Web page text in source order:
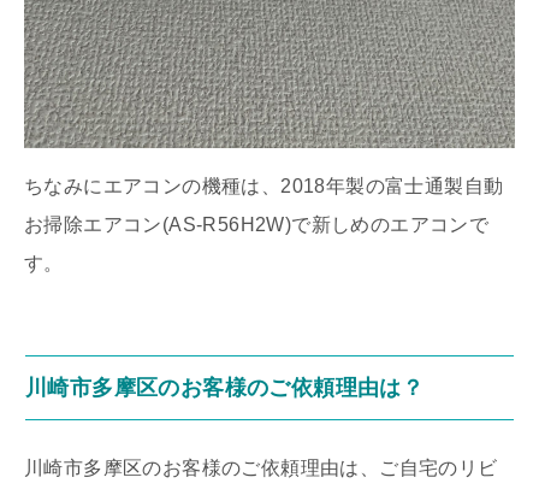
ちなみにエアコンの機種は、2018年製の富士通製自動
お掃除エアコン(AS-R56H2W)で新しめのエアコンで
す。
川崎市多摩区のお客様のご依頼理由は？
川崎市多摩区のお客様のご依頼理由は、ご自宅のリビ